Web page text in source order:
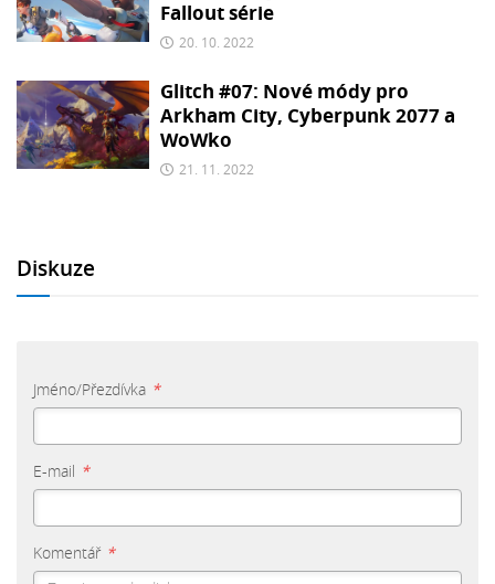
Fallout série
20. 10. 2022
Glitch #07: Nové módy pro
Arkham City, Cyberpunk 2077 a
WoWko
21. 11. 2022
Diskuze
Jméno/Přezdívka *
E-mail *
Komentář *